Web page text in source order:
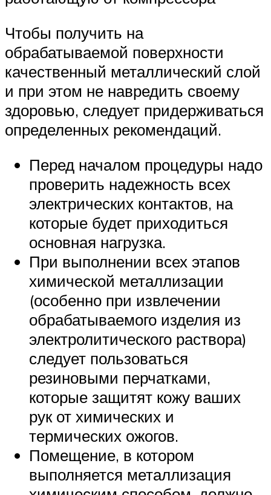
Чтобы получить на
обрабатываемой поверхности
качественный металлический слой
и при этом не навредить своему
здоровью, следует придерживаться
определенных рекомендаций.
Перед началом процедуры надо
проверить надежность всех
электрических контактов, на
которые будет приходиться
основная нагрузка.
При выполнении всех этапов
химической металлизации
(особенно при извлечении
обрабатываемого изделия из
электролитического раствора)
следует пользоваться
резиновыми перчатками,
которые защитят кожу ваших
рук от химических и
термических ожогов.
Помещение, в котором
выполняется металлизация